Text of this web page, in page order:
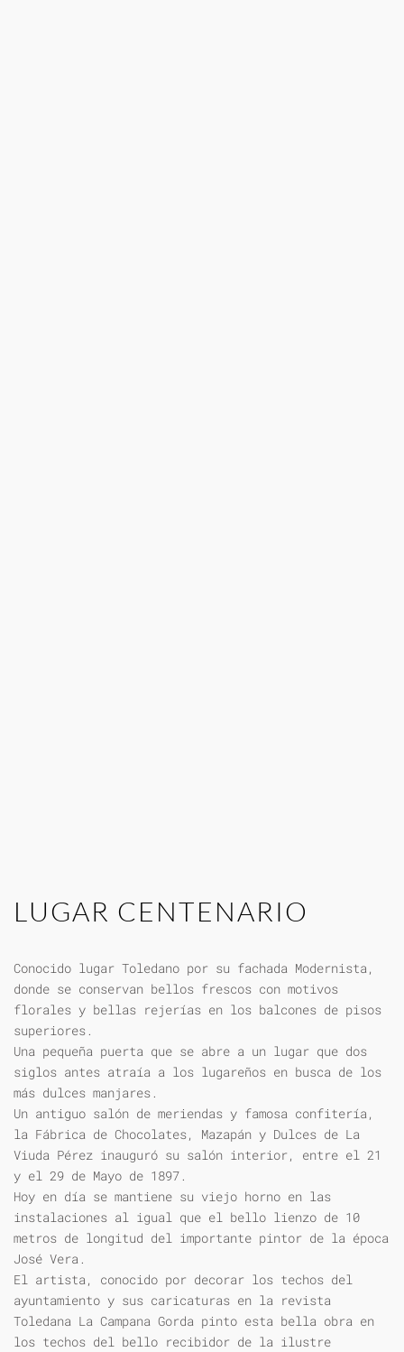
LUGAR CENTENARIO
Conocido lugar Toledano por su fachada Modernista,
donde se conservan bellos frescos con motivos
florales y bellas rejerías en los balcones de pisos
superiores.
Una pequeña puerta que se abre a un lugar que dos
siglos antes atraía a los lugareños en busca de los
más dulces manjares.
Un antiguo salón de meriendas y famosa confitería,
la Fábrica de Chocolates, Mazapán y Dulces de La
Viuda Pérez inauguró su salón interior, entre el 21
y el 29 de Mayo de 1897.
Hoy en día se mantiene su viejo horno en las
instalaciones al igual que el bello lienzo de 10
metros de longitud del importante pintor de la época
José Vera.
El artista, conocido por decorar los techos del
ayuntamiento y sus caricaturas en la revista
Toledana La Campana Gorda pinto esta bella obra en
los techos del bello recibidor de la ilustre